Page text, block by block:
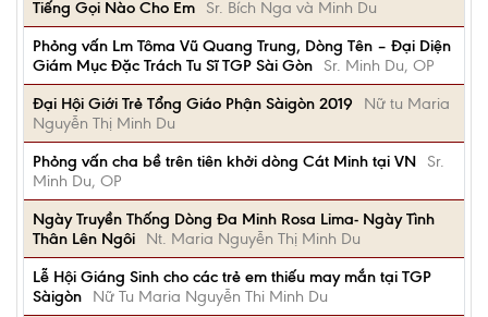
Tiếng Gọi Nào Cho Em
Sr. Bích Nga và Minh Du
Phỏng vấn Lm Tôma Vũ Quang Trung, Dòng Tên – Đại Diện
Giám Mục Đặc Trách Tu Sĩ TGP Sài Gòn
Sr. Minh Du, OP
Đại Hội Giới Trẻ Tổng Giáo Phận Sàigòn 2019
Nữ tu Maria
Nguyễn Thị Minh Du
Phỏng vấn cha bề trên tiên khởi dòng Cát Minh tại VN
Sr.
Minh Du, OP
Ngày Truyền Thống Dòng Đa Minh Rosa Lima- Ngày Tình
Thân Lên Ngôi
Nt. Maria Nguyễn Thị Minh Du
Lễ Hội Giáng Sinh cho các trẻ em thiếu may mắn tại TGP
Sàigòn
Nữ Tu Maria Nguyễn Thi Minh Du